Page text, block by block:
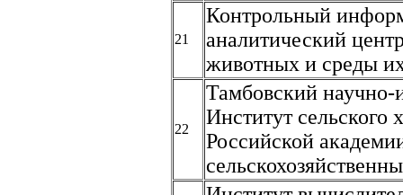
21
Контрольный
аналитический
животных и среды
22
Тамбовский научно-
Институт сельского
Российской